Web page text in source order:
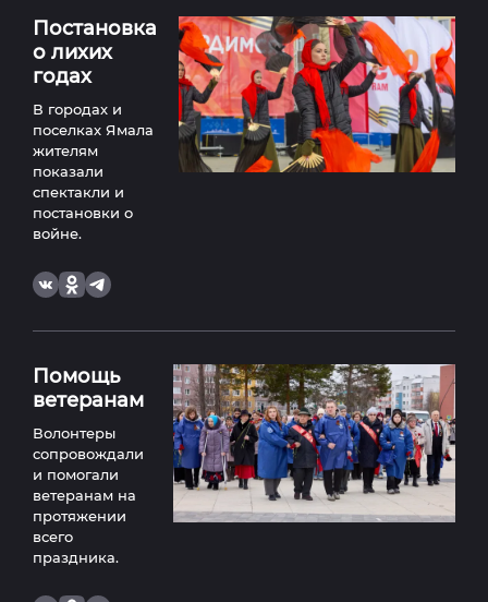
Постановка
о лихих
годах
В городах и
поселках Ямала
жителям
показали
спектакли и
постановки о
войне.
Помощь
ветеранам
Волонтеры
сопровождали
и помогали
ветеранам на
протяжении
всего
праздника.